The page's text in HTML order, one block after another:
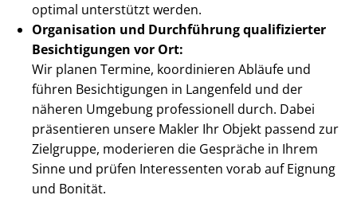
optimal unterstützt werden.
Organisation und Durchführung qualifizierter
Besichtigungen vor Ort:
Wir planen Termine, koordinieren Abläufe und
führen Besichtigungen in Langenfeld und der
näheren Umgebung professionell durch. Dabei
präsentieren unsere Makler Ihr Objekt passend zur
Zielgruppe, moderieren die Gespräche in Ihrem
Sinne und prüfen Interessenten vorab auf Eignung
und Bonität.